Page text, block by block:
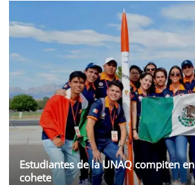
Estudiantes de la UNAQ compiten
cohete